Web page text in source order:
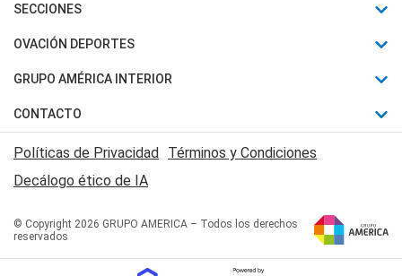
Últimas Noticias
Política
Judiciales
Economia
SECCIONES
Horóscopo
Motores
Trucos caseros
Series y Películas
Edictos y Solicitadas
OVACIÓN DEPORTES
Fútbol
Mundial
Automovilismo
Rugby
Básquet
GRUPO AMÉRICA INTERIOR
Canal 7 en Vivo
San Juan 8
CONTACTO
Acerca de Nosotros
Contactanos
Políticas de Privacidad Términos y Condiciones
Decálogo ético de IA
© Copyright 2026 GRUPO AMERICA – Todos los derechos
reservados